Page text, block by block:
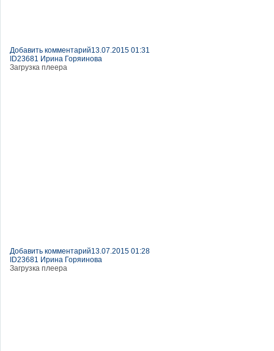
Добавить комментарий13.07.2015 01:31
ID23681 Ирина Горяинова
Загрузка плеера
Добавить комментарий13.07.2015 01:28
ID23681 Ирина Горяинова
Загрузка плеера